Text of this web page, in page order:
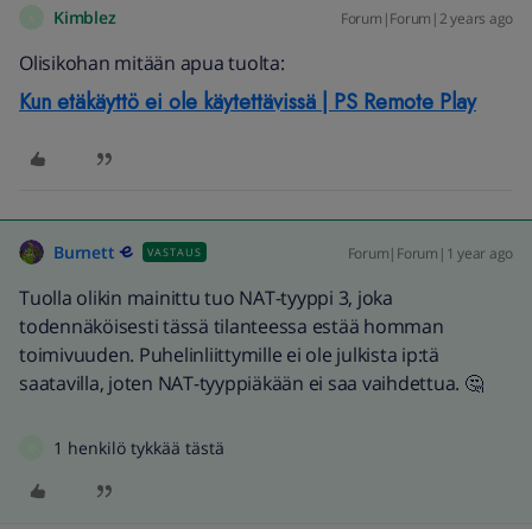
Kimblez Forum|Forum|2 years ago
Olisikohan mitään apua tuolta:
Kun etäkäyttö ei ole käytettävissä | PS Remote Play
Burnett VASTAUS Forum|Forum|1 year ago
Tuolla olikin mainittu tuo NAT-tyyppi 3, joka
todennäköisesti tässä tilanteessa estää homman
toimivuuden. Puhelinliittymille ei ole julkista ip:tä
saatavilla, joten NAT-tyyppiäkään ei saa vaihdettua. 🤔
1 henkilö tykkää tästä